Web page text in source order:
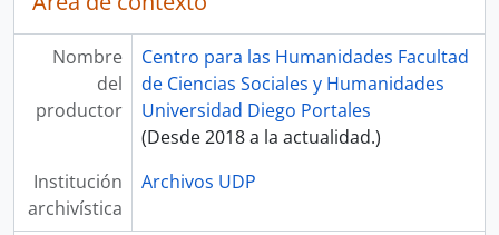
Nombre
del
productor
Centro para las Humanidades Facultad
de Ciencias Sociales y Humanidades
Universidad Diego Portales
(Desde 2018 a la actualidad.)
Institución
archivística
Archivos UDP